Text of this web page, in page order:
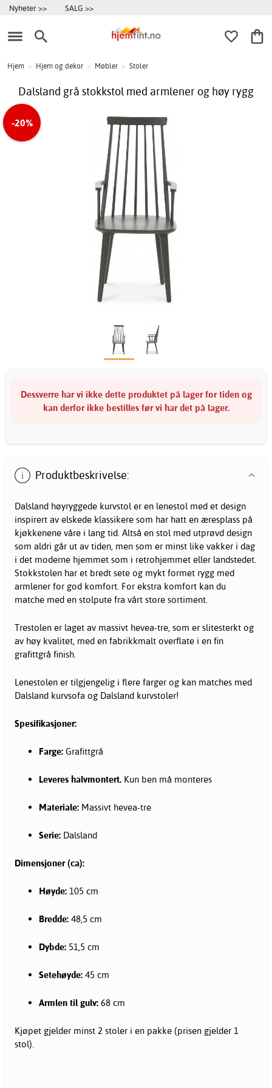
Nyheter >> SALG >>
Hjem > Hjem og dekor > Møbler > Stoler
Dalsland grå stokkstol med armlener og høy rygg
-20%
Dessverre har vi ikke dette produktet på lager for tiden og
kan derfor ikke bestilles før vi har det på lager.
Produktbeskrivelse:
Dalsland høyryggede kurvstol er en lenestol med et design
inspirert av elskede klassikere som har hatt en æresplass på
kjøkkenene våre i lang tid. Altså en stol med utprøvd design
som aldri går ut av tiden, men som er minst like vakker i dag
i det moderne hjemmet som i retrohjemmet eller landstedet.
Stokkstolen har et bredt sete og mykt formet rygg med
armlener for god komfort. For ekstra komfort kan du
matche med en stolpute fra vårt store sortiment.
Trestolen er laget av massivt hevea-tre, som er slitesterkt og
av høy kvalitet, med en fabrikkmalt overflate i en fin
grafittgrå finish.
Lenestolen er tilgjengelig i flere farger og kan matches med
Dalsland kurvsofa og Dalsland kurvstoler!
Spesifikasjoner:
Farge: Grafittgrå
Leveres halvmontert. Kun ben må monteres
Materiale: Massivt hevea-tre
Serie: Dalsland
Dimensjoner (ca):
Høyde: 105 cm
Bredde: 48,5 cm
Dybde: 51,5 cm
Setehøyde: 45 cm
Armlen til gulv: 68 cm
Kjøpet gjelder minst 2 stoler i en pakke (prisen gjelder 1
stol).